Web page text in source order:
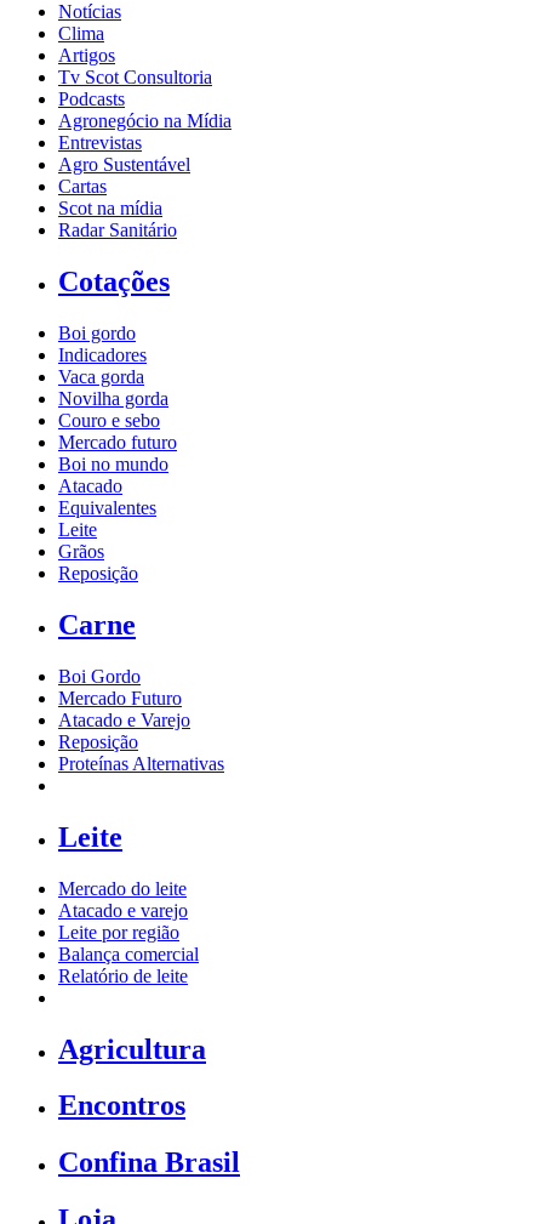
Notícias
Clima
Artigos
Tv Scot Consultoria
Podcasts
Agronegócio na Mídia
Entrevistas
Agro Sustentável
Cartas
Scot na mídia
Radar Sanitário
Cotações
Boi gordo
Indicadores
Vaca gorda
Novilha gorda
Couro e sebo
Mercado futuro
Boi no mundo
Atacado
Equivalentes
Leite
Grãos
Reposição
Carne
Boi Gordo
Mercado Futuro
Atacado e Varejo
Reposição
Proteínas Alternativas
Leite
Mercado do leite
Atacado e varejo
Leite por região
Balança comercial
Relatório de leite
Agricultura
Encontros
Confina Brasil